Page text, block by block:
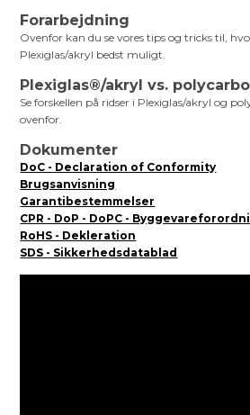
Forarbejdning
Ovenfor kan du se vores tips og tricks til,
Plexiglas/akryl bedst muligt.
Plexiglas®/akryl vs.
Se forskellen på ridser i Plexiglas/akryl og
ovenfor.
Dokumenter
DoC - Declaration of Conformity
Brugsanvisning
Garantibestemmelser
CPR - DoP - DoPC -
RoHS - Dekleration
SDS - Sikkerhedsdatablad